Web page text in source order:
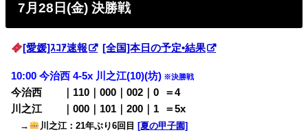
7月28日(金) 決勝戦
[愛媛]ｽｺｱ速報 [全国]本日の予定•結果
10:00 今治西 4-5x 川之江(10)(坊) ※決勝戦
今治西 ｜110｜000｜002｜0
＝4
川之江 ｜000｜101｜200｜1
＝5x
→ 川之江：21年ぶり6回目 [夏の甲子園]